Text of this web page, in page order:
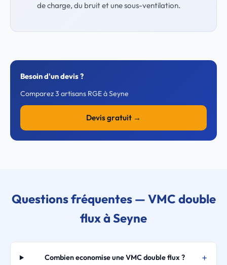
de charge, du bruit et une sous-ventilation.
Besoin d'un devis ?
Comparez 3 artisans RGE à Seyne
Devis gratuit →
Questions fréquentes — VMC double
flux à Seyne
Combien economise une VMC double flux ?